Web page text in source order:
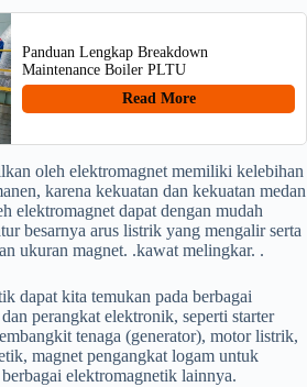
Panduan Lengkap Breakdown
Maintenance Boiler PLTU
Read More
oleh elektromagnet memiliki kelebihan
karena kekuatan dan kekuatan medan
elektromagnet dapat dengan mudah
besarnya arus listrik yang mengalir serta
ukuran magnet. .kawat melingkar. .
dapat kita temukan pada berbagai
perangkat elektronik, seperti starter
tenaga (generator), motor listrik,
magnet pengangkat logam untuk
elektromagnetik lainnya.